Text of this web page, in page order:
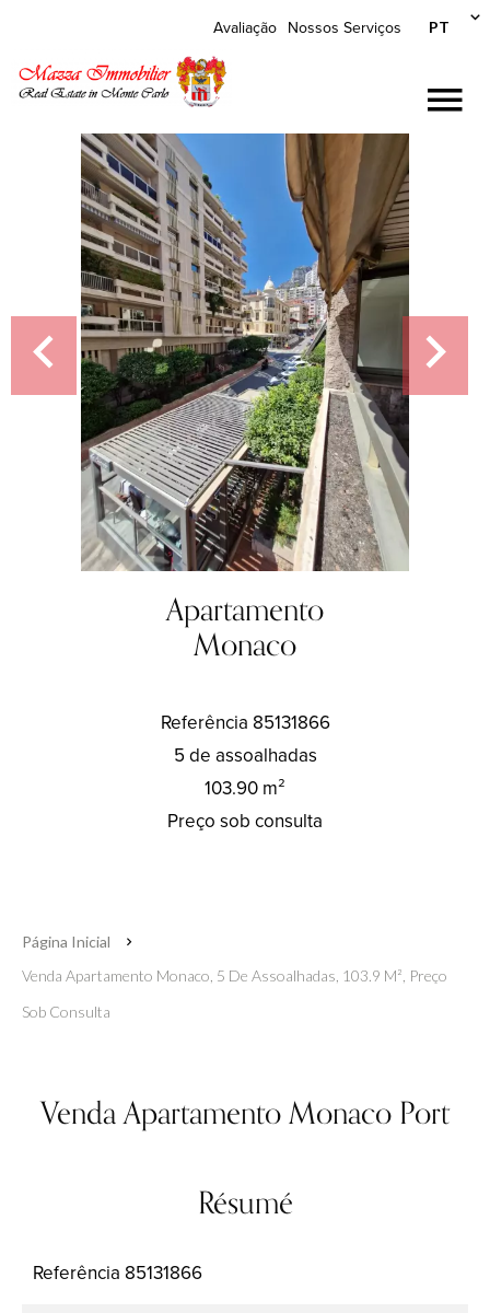
Avaliação Nossos Serviços PT
Apartamento
Monaco
Referência 85131866
5 de assoalhadas
103.90 m²
Preço sob consulta
Página Inicial
Venda Apartamento Monaco, 5 De Assoalhadas, 103.9 M², Preço
Sob Consulta
Venda Apartamento Monaco Port
Résumé
Referência 85131866